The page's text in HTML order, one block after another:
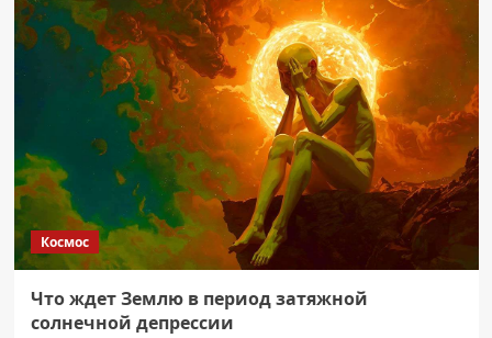
Космос
Что ждет Землю в период затяжной
солнечной депрессии